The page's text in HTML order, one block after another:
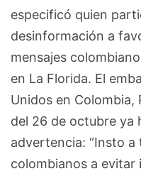
especificó quien
desinformación a
mensajes
en La Florida. El
Unidos en
del 26 de octubre ya
advertencia: “Insto
colombianos a evitar